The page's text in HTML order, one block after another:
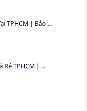
TPHCM | Bảo ...
Rẻ TPHCM | ...